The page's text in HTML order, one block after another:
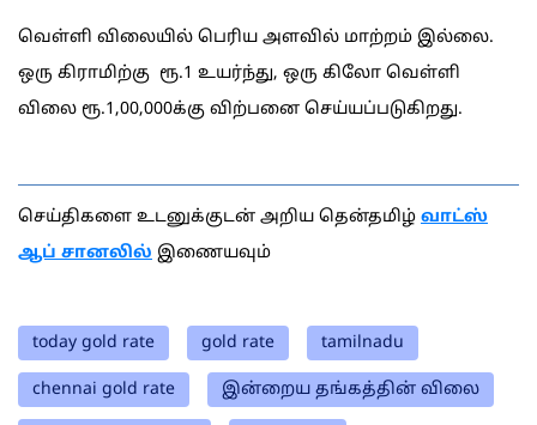
வெள்ளி விலையில் பெரிய அளவில் மாற்றம் இல்லை.
ஒரு கிராமிற்கு ரூ.1 உயர்ந்து, ஒரு கிலோ வெள்ளி
விலை ரூ.1,00,000க்கு விற்பனை செய்யப்படுகிறது.
செய்திகளை உடனுக்குடன் அறிய தென்தமிழ் வாட்ஸ்
ஆப் சானலில் இணையவும்
today gold rate gold rate tamilnadu
chennai gold rate இன்றைய தங்கத்தின் விலை